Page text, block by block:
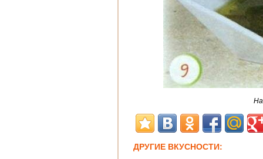
ДРУГИЕ ВКУСНОСТИ: